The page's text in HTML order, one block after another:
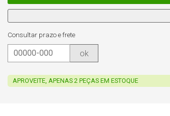
Consultar prazo e frete
ok
APROVEITE, APENAS 2 PEÇAS EM ESTOQUE